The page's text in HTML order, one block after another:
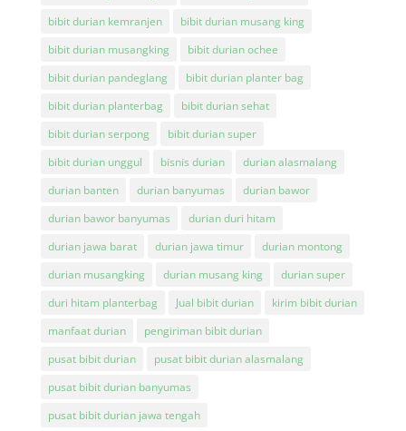
bibit durian kemranjen
bibit durian musang king
bibit durian musangking
bibit durian ochee
bibit durian pandeglang
bibit durian planter bag
bibit durian planterbag
bibit durian sehat
bibit durian serpong
bibit durian super
bibit durian unggul
bisnis durian
durian alasmalang
durian banten
durian banyumas
durian bawor
durian bawor banyumas
durian duri hitam
durian jawa barat
durian jawa timur
durian montong
durian musangking
durian musang king
durian super
duri hitam planterbag
Jual bibit durian
kirim bibit durian
manfaat durian
pengiriman bibit durian
pusat bibit durian
pusat bibit durian alasmalang
pusat bibit durian banyumas
pusat bibit durian jawa tengah